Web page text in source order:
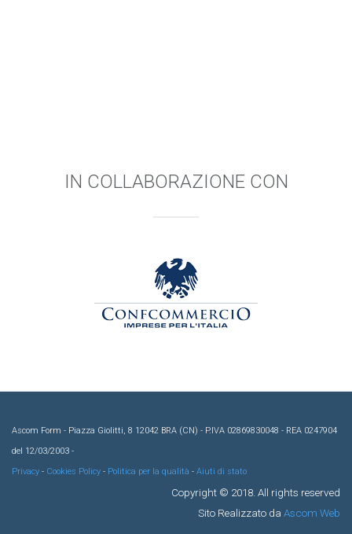
IN COLLABORAZIONE CON
Ascom Form - Piazza Giolitti, 8 12042 BRA (CN) - P.IVA 02869830048 - REA 0247904
del 12/03/2003 -
Privacy - Cookies Policy - Politica per la qualità - Aiuti di stato
Copyright © 2018. All rights reserved
Sito Realizzato da Ascom Web